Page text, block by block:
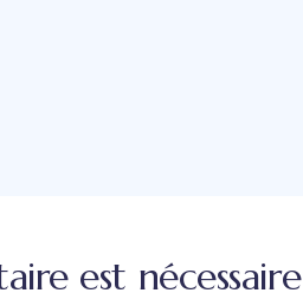
est nécessaire